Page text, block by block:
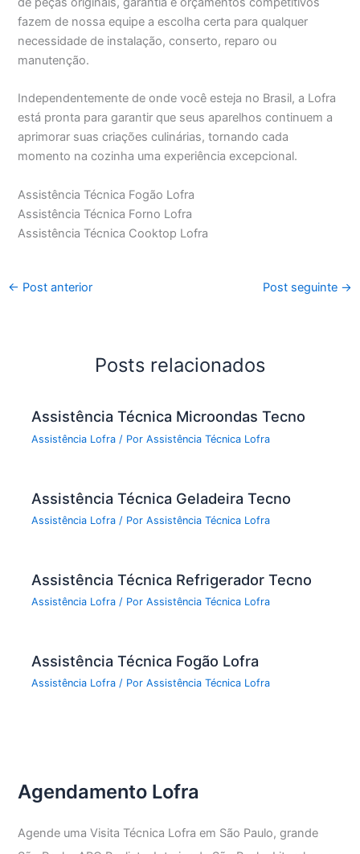
fazem de nossa equipe a escolha certa para qualquer
necessidade de instalação, conserto, reparo ou
manutenção.
Independentemente de onde você esteja no Brasil, a Lofra
está pronta para garantir que seus aparelhos continuem a
aprimorar suas criações culinárias, tornando cada
momento na cozinha uma experiência excepcional.
Assistência Técnica Fogão Lofra
Assistência Técnica Forno Lofra
Assistência Técnica Cooktop Lofra
← Post anterior Post seguinte →
Posts relacionados
Assistência Técnica Microondas Tecno
Assistência Lofra / PorAssistência Técnica Lofra
Assistência Técnica Geladeira Tecno
Assistência Lofra / PorAssistência Técnica Lofra
Assistência Técnica Refrigerador Tecno
Assistência Lofra / PorAssistência Técnica Lofra
Assistência Técnica Fogão Lofra
Assistência Lofra / PorAssistência Técnica Lofra
Agendamento Lofra
Agende uma Visita Técnica Lofra em São Paulo, grande